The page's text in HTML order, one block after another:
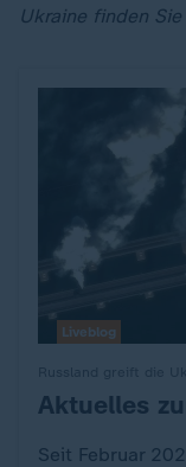
Ukraine finden
:
Aktuelles
Seit Februar
Liveblog